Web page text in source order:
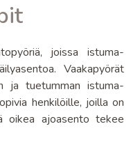
joissa istuma-
Vaakapyörät
ja tuetumman istuma-
henkilöille, joilla on
oikea ajoasento tekee